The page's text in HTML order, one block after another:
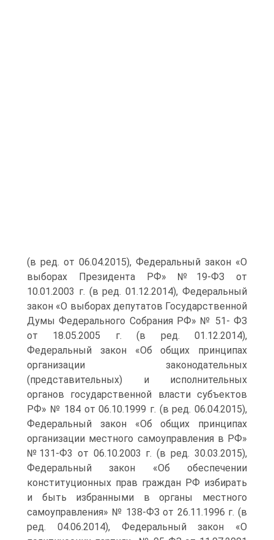
(в ред. от 06.04.2015), Федеральный закон «О
выборах Президента РФ» №19-ФЗ от
10.01.2003 г. (в ред. 01.12.2014), Федеральный
закон «О выборах депутатов Государственной
Думы Федерального Собрания РФ» № 51- ФЗ
от 18.05.2005 г. (в ред. 01.12.2014),
Федеральный закон «Об общих принципах
организации законодательных
(представительных) и исполнительных
органов государственной власти субъектов
РФ» № 184 от 06.10.1999 г. (в ред. 06.04.2015),
Федеральный закон «Об общих принципах
организации местного самоуправления в РФ»
№131-Ф3 от 06.10.2003 г. (в ред. 30.03.2015),
Федеральный закон «Об обеспечении
конституционных прав граждан РФ избирать
и быть избранными в органы местного
самоуправления» № 138-ФЗ от 26.11.1996 г. (в
ред. 04.06.2014), Федеральный закон «О